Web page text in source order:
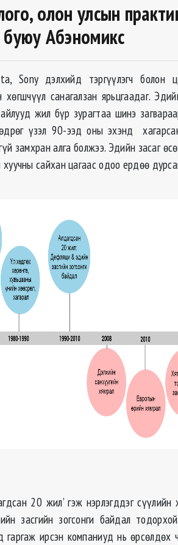
олон улсын
буюу Абэномикс
Sony дэлхийд тэргүүлэгч болон
санагалзан ярьцгаадаг.
жил бүр зурагтаа шинэ
үзэл 90-ээд оны эхэнд
замхран алга болжээ. Эдийн засаг
сайхан цагаас одоо ердѳѳ
20 жил’ гэж нэрлэгддэг
засгийн зогсонги байдал
гаргаж ирсэн компаниуд нь ѳрсѳлдѳх